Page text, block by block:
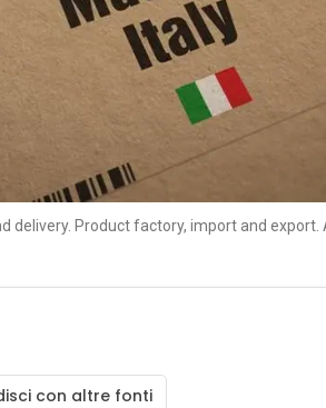
delivery. Product factory, import and
con altre fonti